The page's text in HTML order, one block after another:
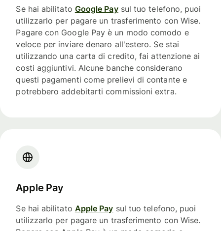
Se hai abilitato Google Paysul tuo telefono, puoi
utilizzarlo per pagare un trasferimento con Wise.
Pagare con Google Pay è un modo comodo e
veloce per inviare denaro all'estero. Se stai
utilizzando una carta di credito, fai attenzione ai
costi aggiuntivi. Alcune banche considerano
questi pagamenti come prelievi di contante e
potrebbero addebitarti commissioni extra.
Apple Pay
Se hai abilitato Apple Pay sul tuo telefono, puoi
utilizzarlo per pagare un trasferimento con Wise.